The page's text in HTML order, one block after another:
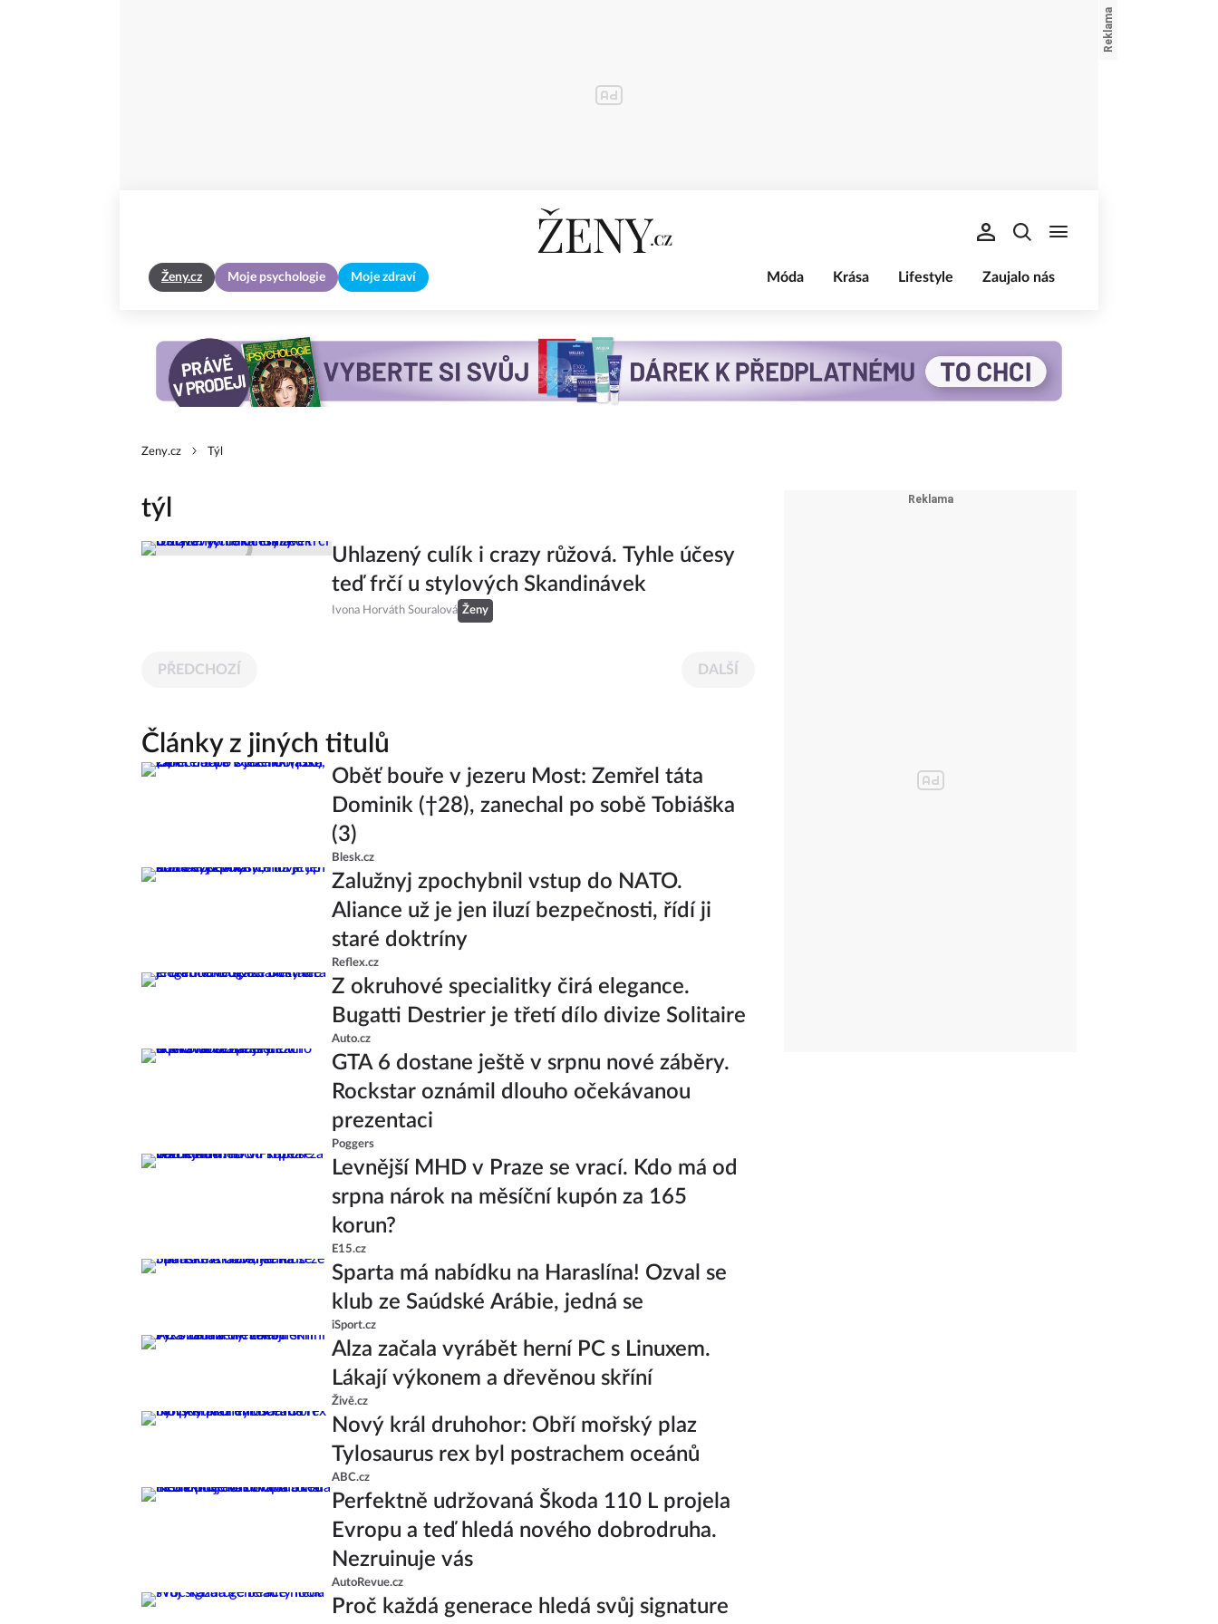
Ženy.cz Moje psychologie Moje zdraví Móda Krása Lifestyle Zaujalo nás
Zeny.cz Týl
týl
Uhlazený culík i crazy růžová. Tyhle účesy
teď frčí u stylových Skandinávek
Ivona Horváth Souralová Ženy
PŘEDCHOZÍ DALŠÍ
Články z jiných titulů
Oběť bouře v jezeru Most: Zemřel táta
Dominik (†28), zanechal po sobě Tobiáška
(3)
Blesk.cz
Zalužnyj zpochybnil vstup do NATO.
Aliance už je jen iluzí bezpečnosti, řídí ji
staré doktríny
Reflex.cz
Z okruhové specialitky čirá elegance.
Bugatti Destrier je třetí dílo divize Solitaire
Auto.cz
GTA 6 dostane ještě v srpnu nové záběry.
Rockstar oznámil dlouho očekávanou
prezentaci
Poggers
Levnější MHD v Praze se vrací. Kdo má od
srpna nárok na měsíční kupón za 165
korun?
E15.cz
Sparta má nabídku na Haraslína! Ozval se
klub ze Saúdské Arábie, jedná se
iSport.cz
Alza začala vyrábět herní PC s Linuxem.
Lákají výkonem a dřevěnou skříní
Živě.cz
Nový král druhohor: Obří mořský plaz
Tylosaurus rex byl postrachem oceánů
ABC.cz
Perfektně udržovaná Škoda 110 L projela
Evropu a teď hledá nového dobrodruha.
Nezruinuje vás
AutoRevue.cz
Proč každá generace hledá svůj signature